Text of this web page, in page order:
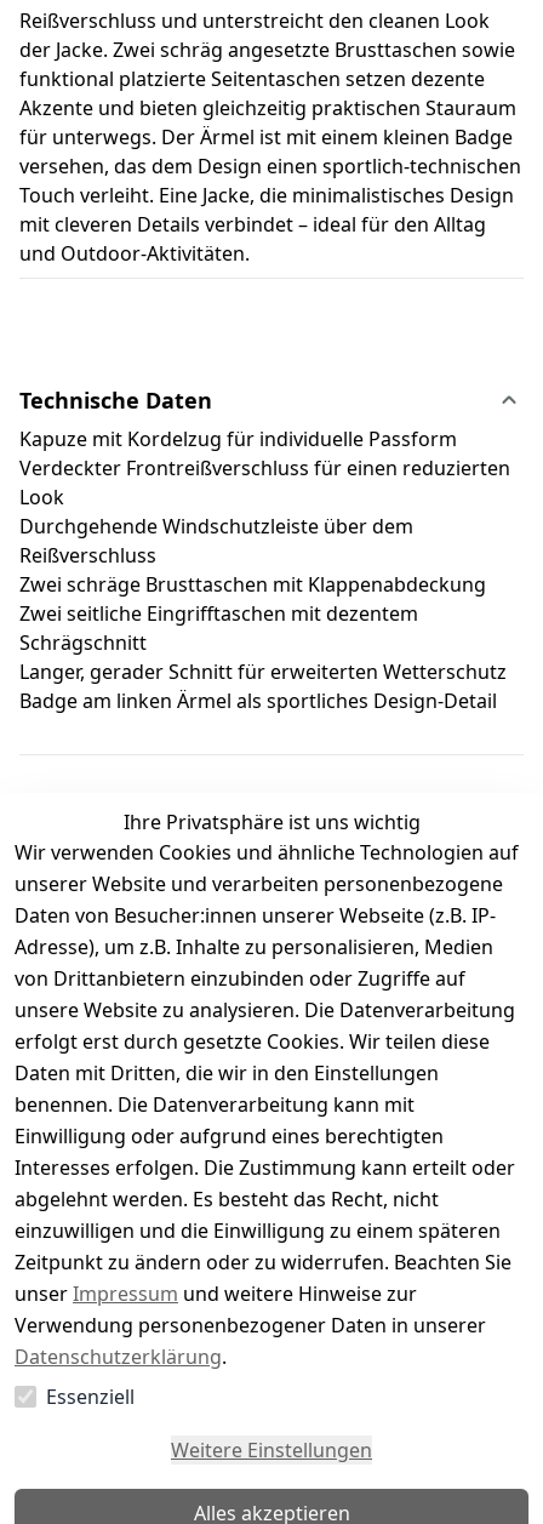
Reißverschluss und unterstreicht den cleanen Look
der Jacke. Zwei schräg angesetzte Brusttaschen sowie
funktional platzierte Seitentaschen setzen dezente
Akzente und bieten gleichzeitig praktischen Stauraum
für unterwegs. Der Ärmel ist mit einem kleinen Badge
versehen, das dem Design einen sportlich-technischen
Touch verleiht. Eine Jacke, die minimalistisches Design
mit cleveren Details verbindet – ideal für den Alltag
und Outdoor-Aktivitäten.
Technische Daten
Kapuze mit Kordelzug für individuelle Passform
Verdeckter Frontreißverschluss für einen reduzierten
Look
Durchgehende Windschutzleiste über dem
Reißverschluss
Zwei schräge Brusttaschen mit Klappenabdeckung
Zwei seitliche Eingrifftaschen mit dezentem
Schrägschnitt
Langer, gerader Schnitt für erweiterten Wetterschutz
Badge am linken Ärmel als sportliches Design-Detail
Kundenbewertungen
Durchschnittliche Bewertung
0
Basierend auf 0 Bewertung(en)
Bewertung abgeben
5
( 0 )
4
( 0 )
3
( 0 )
2
( 0 )
1
( 0 )
Es hat noch niemand eine Bewertung für diesen
Artikel abgegeben
Ihre Privatsphäre ist uns wichtig
Wir verwenden Cookies und ähnliche Technologien auf
unserer Website und verarbeiten personenbezogene
Daten von Besucher:innen unserer Webseite (z.B. IP-
Adresse), um z.B. Inhalte zu personalisieren, Medien
von Drittanbietern einzubinden oder Zugriffe auf
unsere Website zu analysieren. Die Datenverarbeitung
erfolgt erst durch gesetzte Cookies. Wir teilen diese
Daten mit Dritten, die wir in den Einstellungen
benennen. Die Datenverarbeitung kann mit
Einwilligung oder aufgrund eines berechtigten
Interesses erfolgen. Die Zustimmung kann erteilt oder
abgelehnt werden. Es besteht das Recht, nicht
einzuwilligen und die Einwilligung zu einem späteren
Zeitpunkt zu ändern oder zu widerrufen. Beachten Sie
unserImpressum und weitere Hinweise zur
Verwendung personenbezogener Daten in unserer
Datenschutzerklärung.
Essenziell
Weitere Einstellungen
Alles akzeptieren